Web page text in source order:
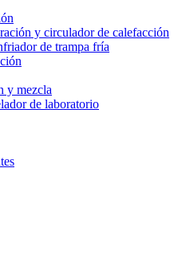
y circulador de calefacción
de trampa fría
y mezcla
de laboratorio